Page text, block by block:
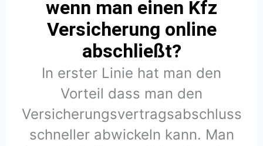
wenn man einen Kfz
Versicherung online
abschließt?
In erster Linie hat man den
Vorteil dass man den
Versicherungsvertragsabschluss
schneller abwickeln kann. Man